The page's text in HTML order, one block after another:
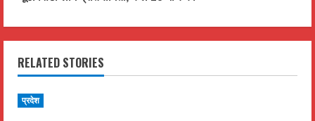
i
n
u
RELATED STORIES
प्रदेश